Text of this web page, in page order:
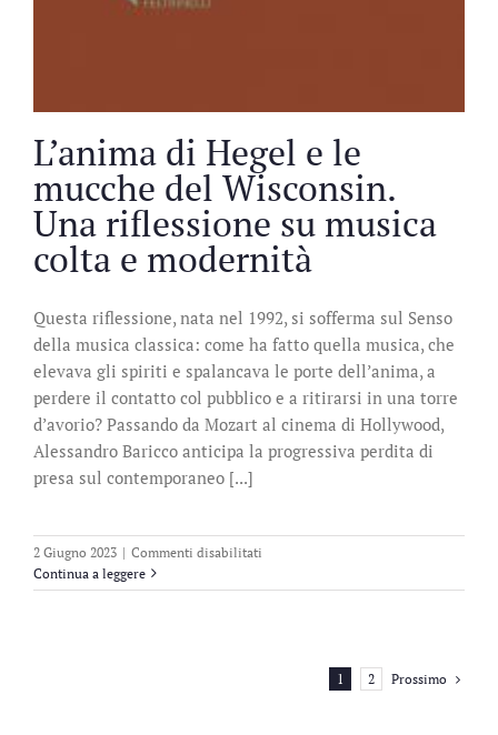
L’anima di Hegel e le
mucche del Wisconsin.
Una riflessione su musica
colta e modernità
Questa riflessione, nata nel 1992, si sofferma sul Senso
della musica classica: come ha fatto quella musica, che
elevava gli spiriti e spalancava le porte dell’anima, a
perdere il contatto col pubblico e a ritirarsi in una torre
d’avorio? Passando da Mozart al cinema di Hollywood,
Alessandro Baricco anticipa la progressiva perdita di
presa sul contemporaneo [...]
2 Giugno 2023 | Commenti disabilitati
di
Continua a leggere
1 2 Prossimo